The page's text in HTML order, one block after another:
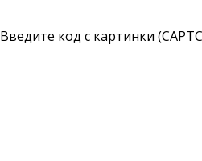
Введите код с картинки